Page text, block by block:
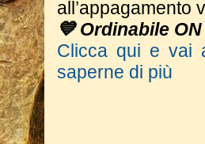
all’appagamento
💙 Ordinabile
Clicca qui e vai
saperne di più